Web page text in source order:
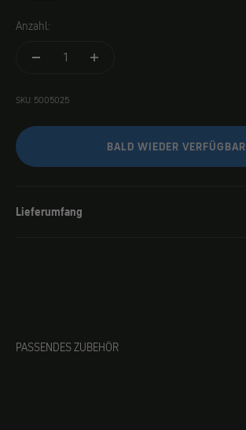
Anzahl:
SKU: 5005025
BALD WIEDER VERFÜGBAR
Lieferumfang
PASSENDES ZUBEHÖR